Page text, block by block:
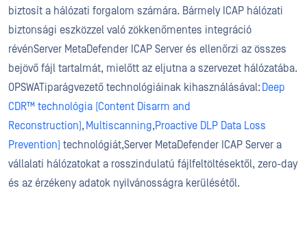
biztosít a hálózati forgalom számára. Bármely ICAP hálózati
biztonsági eszközzel való zökkenőmentes integráció
révénServer MetaDefender ICAP Server és ellenőrzi az összes
bejövő fájl tartalmát, mielőtt az eljutna a szervezet hálózatába.
OPSWATiparágvezető technológiáinak kihasználásával: Deep
CDR™ technológia (Content Disarm and
Reconstruction), Multiscanning,Proactive DLP Data Loss
Prevention) technológiát,Server MetaDefender ICAP Server a
vállalati hálózatokat a rosszindulatú fájlfeltöltésektől, zero-day
és az érzékeny adatok nyilvánosságra kerülésétől.